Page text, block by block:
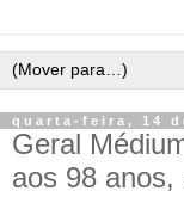
quarta-feira, 14
Geral
aos 98